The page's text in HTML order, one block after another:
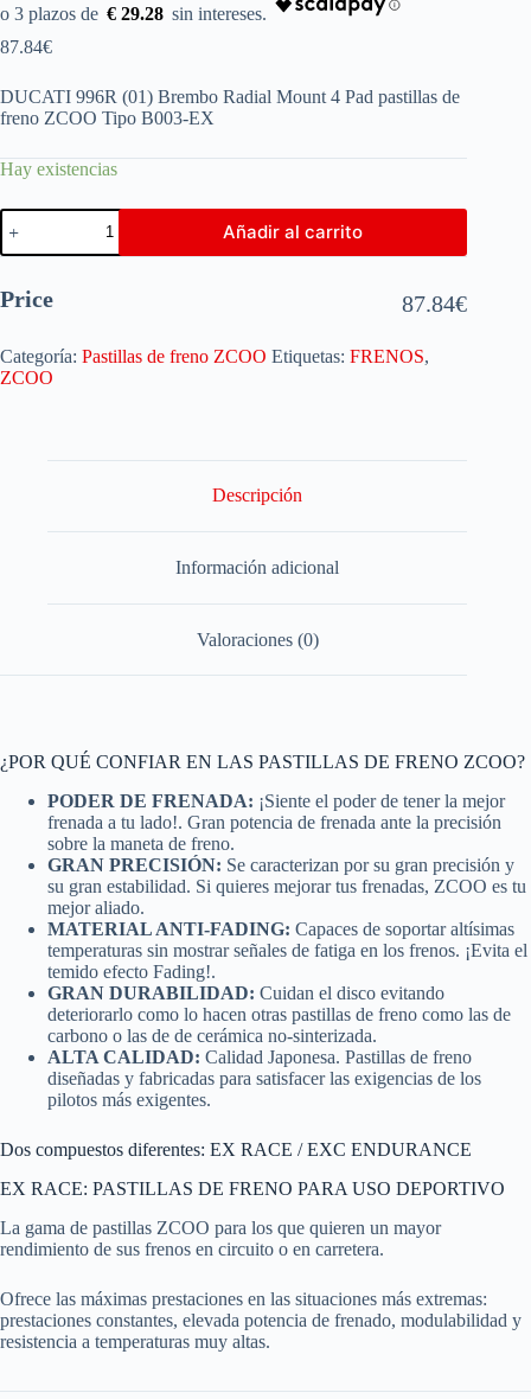
€ 29.28
87.84€
DUCATI 996R (01) Brembo Radial Mount 4 Pad pastillas de
freno ZCOO Tipo B003-EX
Hay existencias
Añadir al carrito
Price 87.84€
Categoría: Pastillas de freno ZCOO Etiquetas: FRENOS,
ZCOO
Descripción
Información adicional
Valoraciones (0)
¿POR QUÉ CONFIAR EN LAS PASTILLAS DE FRENO ZCOO?
PODER DE FRENADA: ¡Siente el poder de tener la mejor
frenada a tu lado!. Gran potencia de frenada ante la precisión
sobre la maneta de freno.
GRAN PRECISIÓN: Se caracterizan por su gran precisión y
su gran estabilidad. Si quieres mejorar tus frenadas, ZCOO es tu
mejor aliado.
MATERIAL ANTI-FADING: Capaces de soportar altísimas
temperaturas sin mostrar señales de fatiga en los frenos. ¡Evita el
temido efecto Fading!.
GRAN DURABILIDAD: Cuidan el disco evitando
deteriorarlo como lo hacen otras pastillas de freno como las de
carbono o las de de cerámica no-sinterizada.
ALTA CALIDAD: Calidad Japonesa. Pastillas de freno
diseñadas y fabricadas para satisfacer las exigencias de los
pilotos más exigentes.
Dos compuestos diferentes: EX RACE / EXC ENDURANCE
EX RACE: PASTILLAS DE FRENO PARA USO DEPORTIVO
La gama de pastillas ZCOO para los que quieren un mayor
rendimiento de sus frenos en circuito o en carretera.
Ofrece las máximas prestaciones en las situaciones más extremas:
prestaciones constantes, elevada potencia de frenado, modulabilidad y
resistencia a temperaturas muy altas.